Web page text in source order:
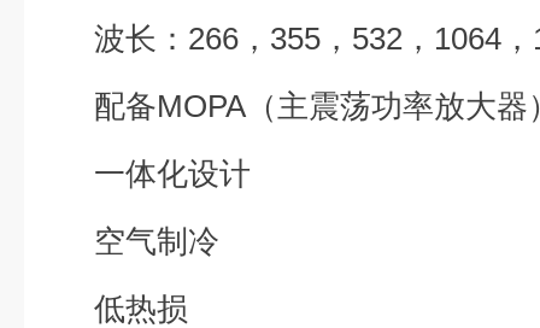
波长：266，355，532，1064
配备MOPA（主震荡功率放大器
一体化设计
空气制冷
低热损